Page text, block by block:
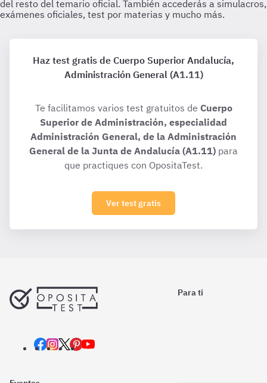
Haz test gratis de Cuerpo Superior Andalucía,
Administración General (A1.11)
Te facilitamos varios test gratuitos de Cuerpo
Superior de Administración, especialidad
Administración General, de la Administración
General de la Junta de Andalucía (A1.11) para
que practiques con OpositaTest.
Ver test gratis
Para ti